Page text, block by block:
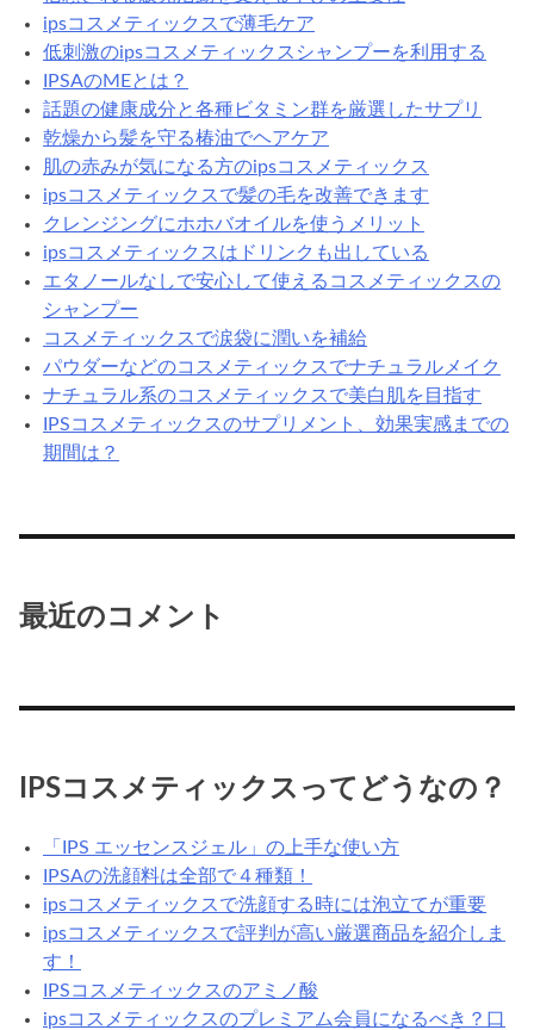
ipsコスメティックスで薄毛ケア
低刺激のipsコスメティックスシャンプーを利用する
IPSAのMEとは？
話題の健康成分と各種ビタミン群を厳選したサプリ
乾燥から髪を守る椿油でヘアケア
肌の赤みが気になる方のipsコスメティックス
ipsコスメティックスで髪の毛を改善できます
クレンジングにホホバオイルを使うメリット
ipsコスメティックスはドリンクも出している
エタノールなしで安心して使えるコスメティックスの
シャンプー
コスメティックスで涙袋に潤いを補給
パウダーなどのコスメティックスでナチュラルメイク
ナチュラル系のコスメティックスで美白肌を目指す
IPSコスメティックスのサプリメント、効果実感までの
期間は？
最近のコメント
IPSコスメティックスってどうなの？
「IPS エッセンスジェル」の上手な使い方
IPSAの洗顔料は全部で４種類！
ipsコスメティックスで洗顔する時には泡立てが重要
ipsコスメティックスで評判が高い厳選商品を紹介しま
す！
IPSコスメティックスのアミノ酸
ipsコスメティックスのプレミアム会員になるべき？口